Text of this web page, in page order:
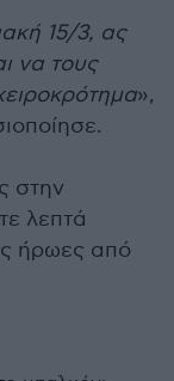
15/3, ας
να τους
»,
στην
λεπτά
ήρωες από